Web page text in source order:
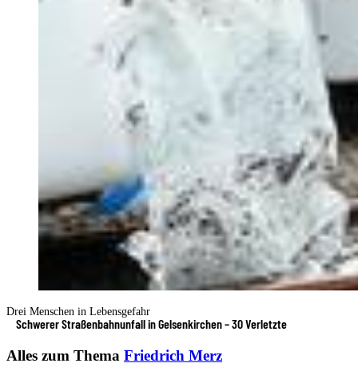
Drei Menschen in Lebensgefahr
Schwerer Straßenbahnunfall in Gelsenkirchen – 30 Verletzte
Alles zum Thema Friedrich Merz